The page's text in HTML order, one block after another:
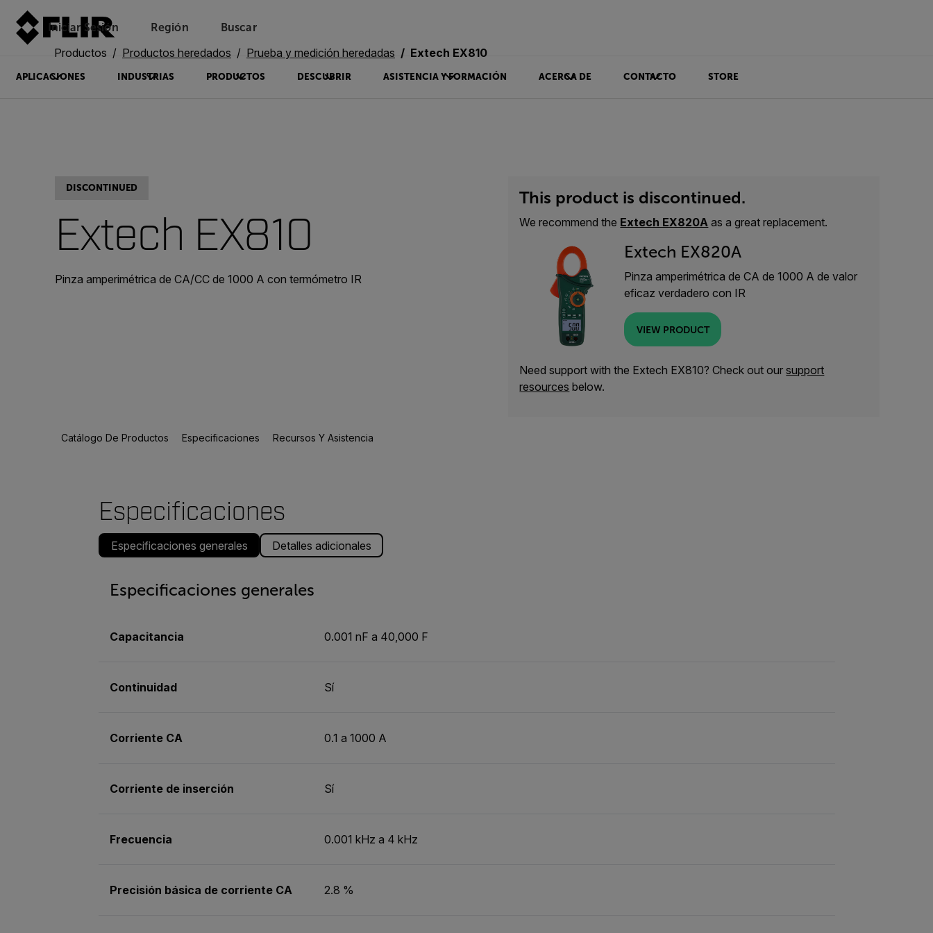
Iniciar Sesión Región Buscar
APLICACIONES INDUSTRIAS PRODUCTOS DESCUBRIR ASISTENCIA Y FORMACIÓN ACERCA DE CONTACTO STORE
Productos Productos heredados Prueba y medición heredadas Extech EX810
DISCONTINUED
Extech EX810
Pinza amperimétrica de CA/CC de 1000 A con termómetro IR
This product is discontinued.
We recommend the Extech EX820A as a great replacement.
Extech EX820A
Pinza amperimétrica de CA de 1000 A de valor
eficaz verdadero con IR
VIEW PRODUCT
Need support with the Extech EX810? Check out oursupport
resources below.
Catálogo De Productos Especificaciones Recursos Y Asistencia
Especificaciones
Especificaciones generales Detalles adicionales
Especificaciones generales
Capacitancia 0.001 nF a 40,000 F
Continuidad Sí
Corriente CA 0.1 a 1000 A
Corriente de inserción Sí
Frecuencia 0.001 kHz a 4 kHz
Precisión básica de corriente CA 2.8 %